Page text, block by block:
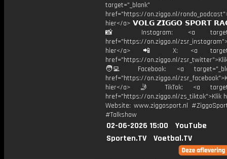
target="_blank"
href="https://on.ziggo.nl/
hier</a> 𝗩𝗢𝗟𝗚 𝗭𝗜𝗚𝗚𝗢 𝗦𝗣𝗢𝗥𝗧
📸 Instagram: <a
href="https://on.ziggo.nl/
hier</a> 📲 X: <a
href="https://on.ziggo.nl/
🧑‍💻 Facebook: <a
href="https://on.ziggo.nl/
hier</a> 🤳 TikTok: <a
href="https://on.ziggo.nl/zs_tiktok">Klik
Website: www.ziggosport.nl
#Talkshow
02-06-2026 15:00
YouTube
Sporten.TV
Voetbal.TV